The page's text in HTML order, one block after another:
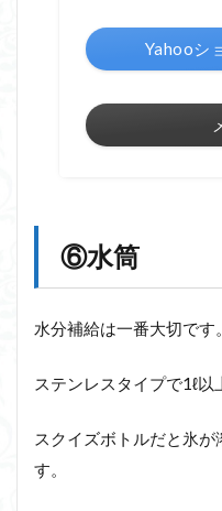
Yahooシ
⑥水筒
水分補給は一番大切で
ステンレスタイプで1ℓ以
スクイズボトルだと氷
す。